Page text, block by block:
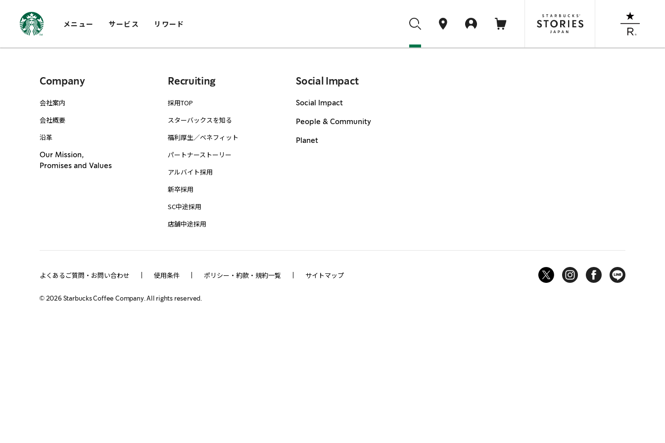
メニュー サービス リワード
Company
会社案内
会社概要
沿革
Our Mission,
Promises and Values
Recruiting
採用TOP
スターバックスを知る
福利厚生／ベネフィット
パートナーストーリー
アルバイト採用
新卒採用
SC中途採用
店舗中途採用
Social Impact
Social Impact
People & Community
Planet
よくあるご質問・お問い合わせ 使用条件 ポリシー・約款・規約一覧 サイトマップ
© 2026Starbucks Coffee Company. All rights reserved.